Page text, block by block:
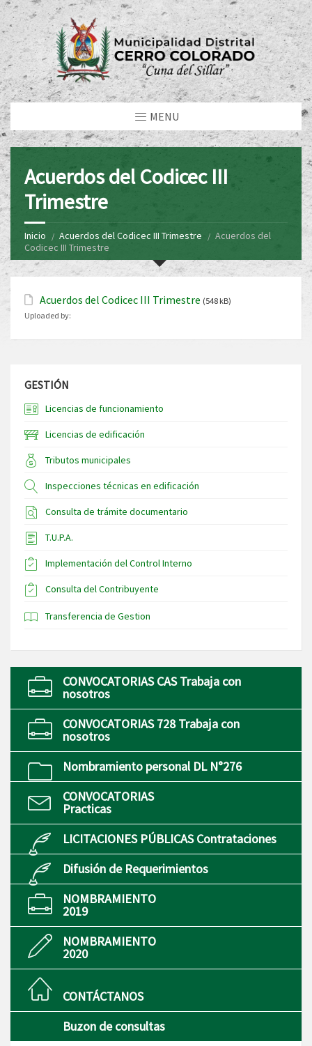
MENU
Acuerdos del Codicec III
Trimestre
Inicio Acuerdos del Codicec III Trimestre
Acuerdos del
Codicec III Trimestre
Acuerdos del Codicec III Trimestre (548 kB)
Uploaded by:
GESTIÓN
Licencias de funcionamiento
Licencias de edificación
Tributos municipales
Inspecciones técnicas en edificación
Consulta de trámite documentario
T.U.P.A.
Implementación del Control Interno
Consulta del Contribuyente
Transferencia de Gestion
CONVOCATORIAS CAS Trabaja con
nosotros
CONVOCATORIAS 728 Trabaja con
nosotros
Nombramiento personal DL N°276
CONVOCATORIAS
Practicas
LICITACIONES PÚBLICAS Contrataciones
Difusión de Requerimientos
NOMBRAMIENTO
2019
NOMBRAMIENTO
2020
CONTÁCTANOS
Buzon de consultas